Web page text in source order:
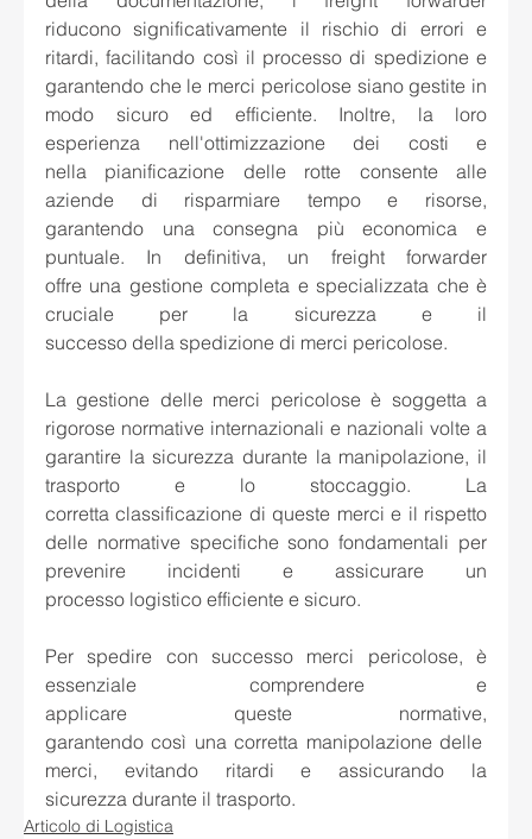
riducono significativamente il rischio di errori e
ritardi, facilitando così il processo di spedizione e
garantendo che le merci pericolose siano gestite in
modo sicuro ed efficiente. Inoltre, la loro
esperienza nell'ottimizzazione dei costi e
nella pianificazione delle rotte consente alle
aziende di risparmiare tempo e risorse,
garantendo una consegna più economica e
puntuale. In definitiva, un freight forwarder
offre una gestione completa e specializzata che è
cruciale per la sicurezza e il
successo della spedizione di merci pericolose.
La gestione delle merci pericolose è soggetta a
rigorose normative internazionali e nazionali volte a
garantire la sicurezza durante la manipolazione, il
trasporto e lo stoccaggio. La
corretta classificazione di queste merci e il rispetto
delle normative specifiche sono fondamentali per
prevenire incidenti e assicurare un
processo logistico efficiente e sicuro.
Per spedire con successo merci pericolose, è
essenziale comprendere e
applicare queste normative,
garantendo così una corretta manipolazione delle
merci, evitando ritardi e assicurando la
sicurezza durante il trasporto.
Articolo di Logistica